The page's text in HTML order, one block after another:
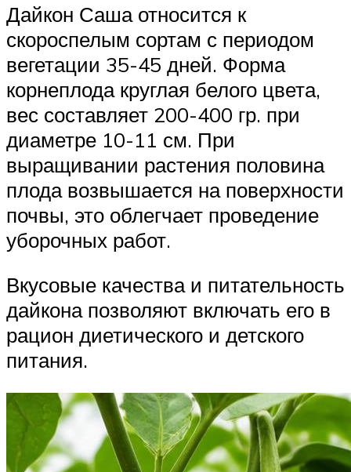
Дайкон Саша относится к
скороспелым сортам с периодом
вегетации 35-45 дней. Форма
корнеплода круглая белого цвета,
вес составляет 200-400 гр. при
диаметре 10-11 см. При
выращивании растения половина
плода возвышается на поверхности
почвы, это облегчает проведение
уборочных работ.
Вкусовые качества и питательность
дайкона позволяют включать его в
рацион диетического и детского
питания.